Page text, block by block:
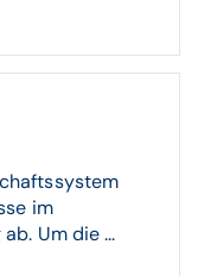
im
Um die ...